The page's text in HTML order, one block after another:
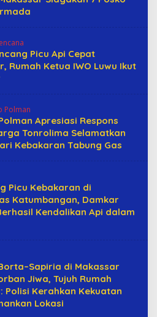
Picu Api Cepat
Rumah Ketua IWO Luwu Ikut
Polman
Apresiasi Respons
Tonrolima Selamatkan
Kebakaran Tabung Gas
Picu Kebakaran di
Katumbangan, Damkar
Kendalikan Api dalam
di Makassar
Jiwa, Tujuh Rumah
Polisi Kerahkan Kekuatan
Lokasi